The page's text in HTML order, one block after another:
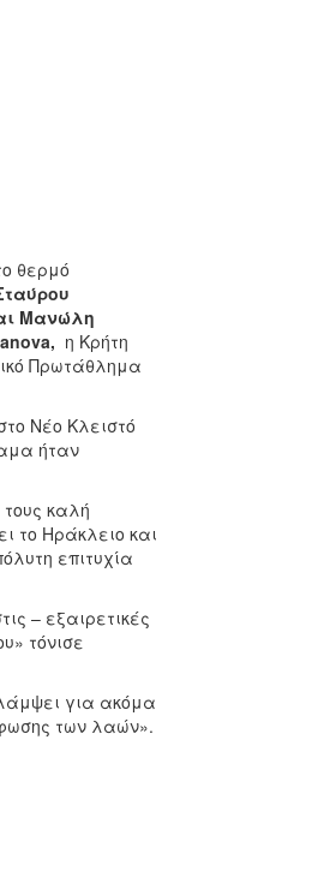
θερμό
Μανώλη
η Κρήτη
Πρωτάθλημα
Νέο Κλειστό
ήταν
καλή
το Ηράκλειο και
επιτυχία
– εξαιρετικές
τόνισε
για ακόμα
των λαών».